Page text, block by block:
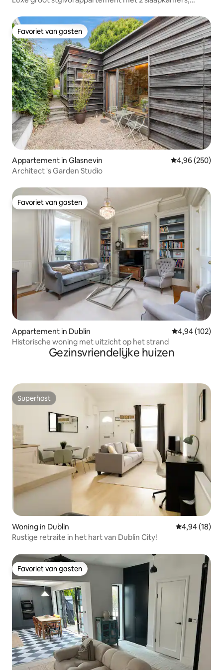
Favoriet van gasten
Favoriet van gasten
Appartement in Glasnevin Gemiddelde
4,96 (250)
Architect 's Garden Studio
Favoriet van gasten
Favoriet van gasten
Appartement in Dublin Gemiddelde
4,94 (102)
Historische woning met uitzicht op het strand
Gezinsvriendelijke huizen
Superhost
Superhost
Woning in Dublin Gemiddelde
4,94 (18)
Rustige retraite in het hart van Dublin City!
Favoriet van gasten
Favoriet van gasten